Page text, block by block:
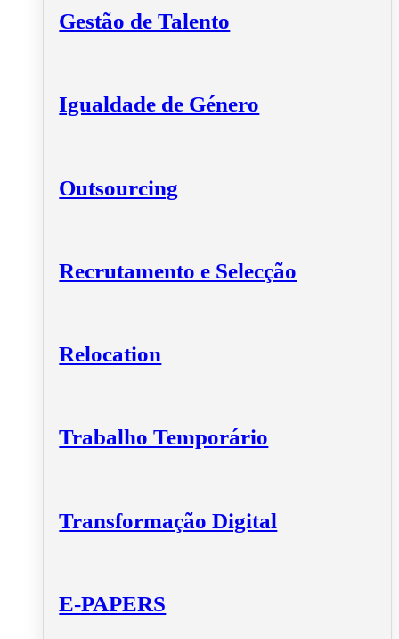
Gestão de Talento
Igualdade de Género
Outsourcing
Recrutamento e Selecção
Relocation
Trabalho Temporário
Transformação Digital
E-PAPERS